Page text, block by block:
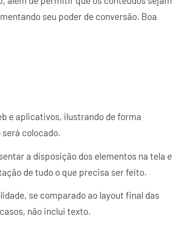
seu poder de conversão. Boa
e aplicativos, ilustrando de forma
colocado.
a disposição dos elementos na tela e
de tudo o que precisa ser feito.
se comparado ao layout final das
não inclui texto.